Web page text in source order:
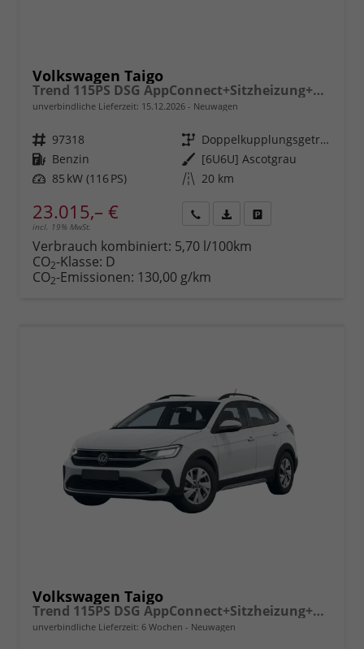
Volkswagen Taigo
Trend 115PS DSG AppConnect+Sitzheizung+PDC+Alu16+LED+DAB+FrontAssist
unverbindliche Lieferzeit: 15.12.2026 Neuwagen
Fahrzeugnr. 97318 Getriebe
Doppelkupplungsgetriebe (DSG)
Kraftstoff Benzin Außenfarbe [6U6U] Ascotgrau
Leistung 85 kW (116 PS) Kilometerstand 20 km
23.015,– €
incl. 19% MwSt.
anfordern
Datei,
Verbrauch kombiniert: 5,70 l/100km
CO2-Klasse: D
CO2-Emissionen: 130,00 g/km
Volkswagen Taigo
Trend 115PS DSG AppConnect+Sitzheizung+PDC+Alu16+LED+DAB+FrontAssist
unverbindliche Lieferzeit: 6 Wochen Neuwagen